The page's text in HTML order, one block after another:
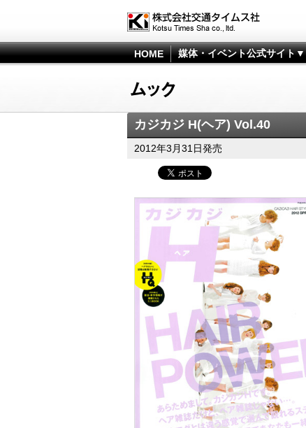
HOME 媒体・イベント公式サイト▼
カジカジ H(ヘア) Vol.40
2012年3月31日発売